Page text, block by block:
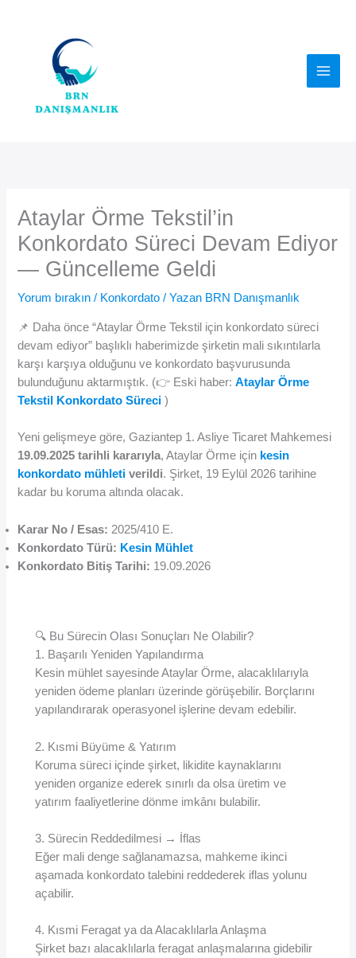
Ataylar Örme Tekstil’in
Konkordato Süreci Devam Ediyor
— Güncelleme Geldi
Yorum bırakın / Konkordato / Yazan BRN Danışmanlık
📌 Daha önce “Ataylar Örme Tekstil için konkordato süreci
devam ediyor” başlıklı haberimizde şirketin mali sıkıntılarla
karşı karşıya olduğunu ve konkordato başvurusunda
bulunduğunu aktarmıştık. (👉 Eski haber:Ataylar Örme
Tekstil Konkordato Süreci )
Yeni gelişmeye göre, Gaziantep 1. Asliye Ticaret Mahkemesi
19.09.2025 tarihli kararıyla, Ataylar Örme için kesin
konkordato mühleti verildi. Şirket, 19 Eylül 2026 tarihine
kadar bu koruma altında olacak.
Karar No / Esas: 2025/410 E.
Konkordato Türü: Kesin Mühlet
Konkordato Bitiş Tarihi: 19.09.2026
🔍 Bu Sürecin Olası Sonuçları Ne Olabilir?
1. Başarılı Yeniden Yapılandırma
Kesin mühlet sayesinde Ataylar Örme, alacaklılarıyla
yeniden ödeme planları üzerinde görüşebilir. Borçlarını
yapılandırarak operasyonel işlerine devam edebilir.
2. Kısmi Büyüme & Yatırım
Koruma süreci içinde şirket, likidite kaynaklarını
yeniden organize ederek sınırlı da olsa üretim ve
yatırım faaliyetlerine dönme imkânı bulabilir.
3. Sürecin Reddedilmesi → İflas
Eğer mali denge sağlanamazsa, mahkeme ikinci
aşamada konkordato talebini reddederek iflas yolunu
açabilir.
4. Kısmi Feragat ya da Alacaklılarla Anlaşma
Şirket bazı alacaklılarla feragat anlaşmalarına gidebilir